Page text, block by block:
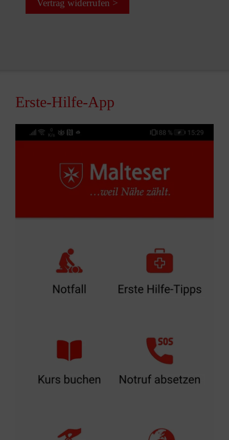
Vertrag widerrufen >
Erste-Hilfe-App